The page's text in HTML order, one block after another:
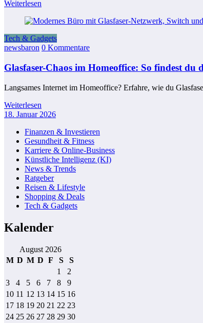
Weiterlesen
Tech & Gadgets
newsbaron 0 Kommentare
Glasfaser-Chaos im Homeoffice: So findest du
Langsames Internet im Homeoffice? Erfahre, wie du
Weiterlesen
18. Januar 2026
Finanzen & Investieren
Gesundheit & Fitness
Karriere & Online-Business
Künstliche Intelligenz (KI)
News & Trends
Ratgeber
Reisen & Lifestyle
Shopping & Deals
Tech & Gadgets
Kalender
August 2026
M D M D F S
S
1
2
3
4 5 6 7 8
9
10 11 12 13 14 15 16
17 18 19 20 21 22 23
24 25 26 27 28 29 30